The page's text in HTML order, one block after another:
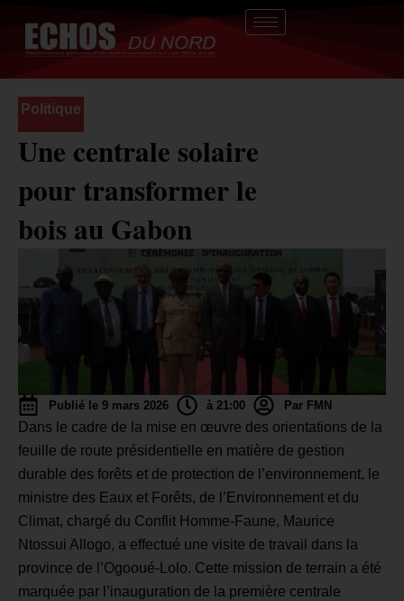
contenu
Politique
Une centrale solaire
pour transformer le
bois au Gabon
Publié le 9 mars 2026 à 21:00 Par FMN
Dans le cadre de la mise en œuvre des orientations de la
feuille de route présidentielle en matière de gestion
durable des forêts et de protection de l’environnement, le
ministre des Eaux et Forêts, de l’Environnement et du
Climat, chargé du Conflit Homme-Faune, Maurice
Ntossui Allogo, a effectué une visite de travail dans la
province de l’Ogooué-Lolo. Cette mission de terrain a été
marquée par l’inauguration de la première centrale